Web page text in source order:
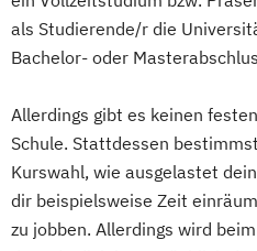
als Studierende/r die
Bachelor- oder
Allerdings gibt es keinen
Schule. Stattdessen
Kurswahl, wie ausgelastet
dir beispielsweise Zeit
zu jobben. Allerdings wird